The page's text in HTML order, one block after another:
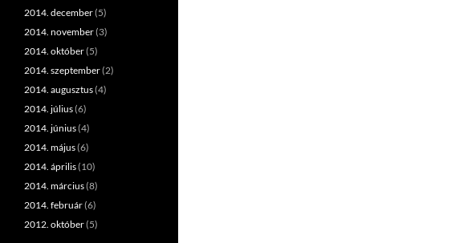
2014. december(5)
2014. november(3)
2014. október(5)
2014. szeptember(2)
2014. augusztus(4)
2014. július(6)
2014. június(4)
2014. május(6)
2014. április(10)
2014. március(8)
2014. február(6)
2012. október(5)